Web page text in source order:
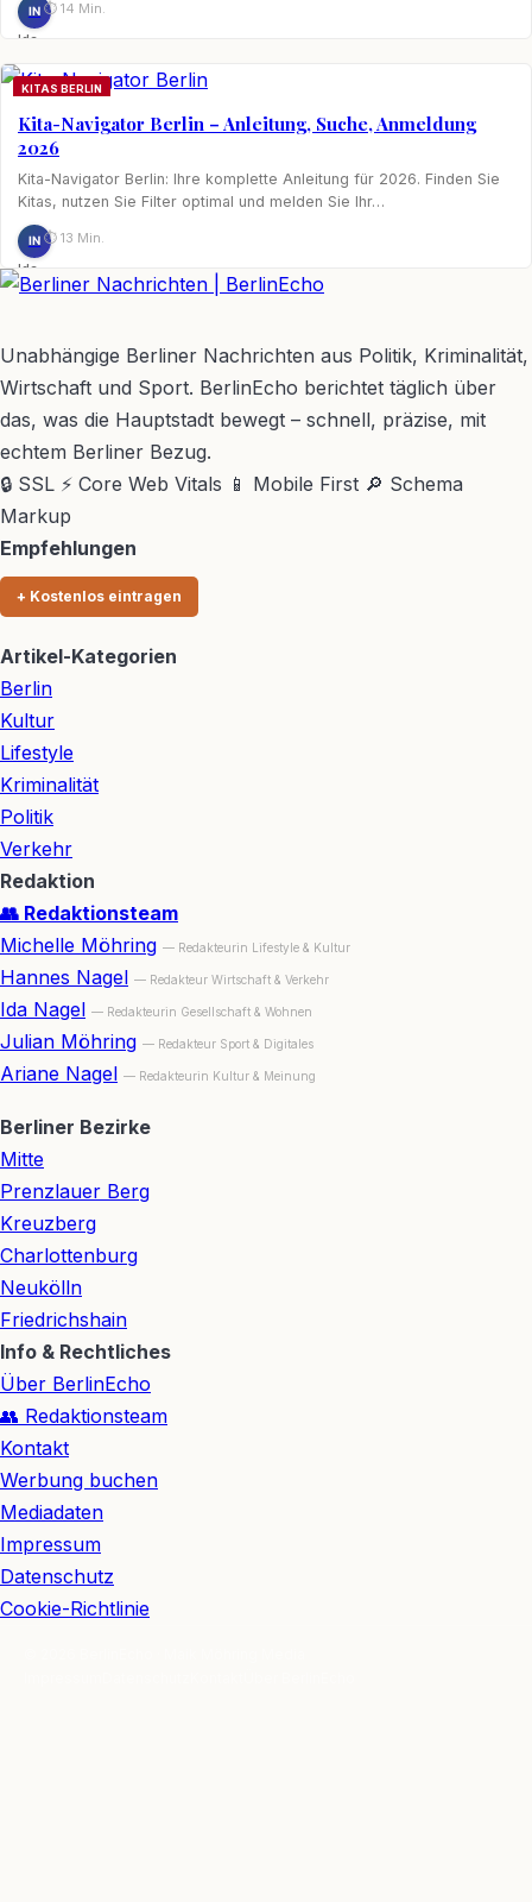
IN
Ida
⏱ 14 Min.
KITAS BERLIN
Kita-Navigator Berlin – Anleitung, Suche, Anmeldung
2026
Kita-Navigator Berlin: Ihre komplette Anleitung für 2026. Finden Sie
Kitas, nutzen Sie Filter optimal und melden Sie Ihr…
IN
Ida
Nagel
⏱ 13 Min.
Unabhängige Berliner Nachrichten aus Politik, Kriminalität,
Wirtschaft und Sport. BerlinEcho berichtet täglich über
das, was die Hauptstadt bewegt – schnell, präzise, mit
echtem Berliner Bezug.
🔒 SSL ⚡ Core Web Vitals 📱 Mobile First 🔎 Schema
Markup
Empfehlungen
+ Kostenlos eintragen
Artikel-Kategorien
Berlin
Kultur
Lifestyle
Kriminalität
Politik
Verkehr
Redaktion
👥 Redaktionsteam
Michelle Möhring — Redakteurin Lifestyle & Kultur
Hannes Nagel — Redakteur Wirtschaft & Verkehr
Ida Nagel — Redakteurin Gesellschaft & Wohnen
Julian Möhring — Redakteur Sport & Digitales
Ariane Nagel — Redakteurin Kultur & Meinung
Berliner Bezirke
Mitte
Prenzlauer Berg
Kreuzberg
Charlottenburg
Neukölln
Friedrichshain
Info & Rechtliches
Über BerlinEcho
👥 Redaktionsteam
Kontakt
Werbung buchen
Mediadaten
Impressum
Datenschutz
Cookie-Richtlinie